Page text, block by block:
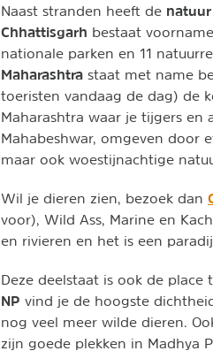
Naast stranden heeft de
Chhattisgarh bestaat
nationale parken en 11
Maharashtra staat met name
toeristen vandaag de dag) de
Maharashtra waar je tijgers en
Mahabeshwar, omgeven door
maar ook woestijnachtige
Wil je dieren zien, bezoek dan
voor), Wild Ass, Marine en
en rivieren en het is een
Deze deelstaat is ook de
NP vind je de hoogste
nog veel meer wilde dieren.
zijn goede plekken in Madhya